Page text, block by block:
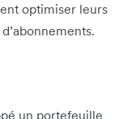
optimiser leurs
un portefeuille